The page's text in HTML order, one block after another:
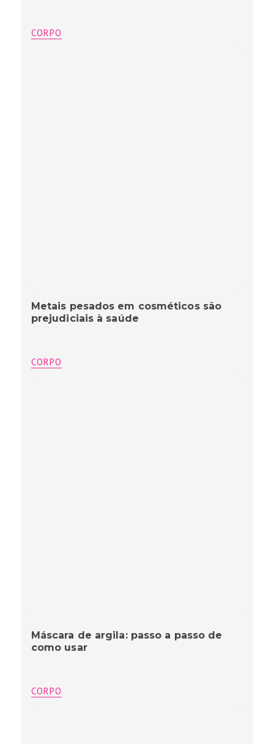
CORPO
Metais pesados em cosméticos são
prejudiciais à saúde
CORPO
Máscara de argila: passo a passo de
como usar
CORPO